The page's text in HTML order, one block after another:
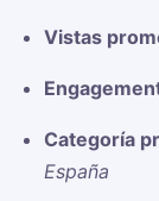
Vistas
Categoría
España